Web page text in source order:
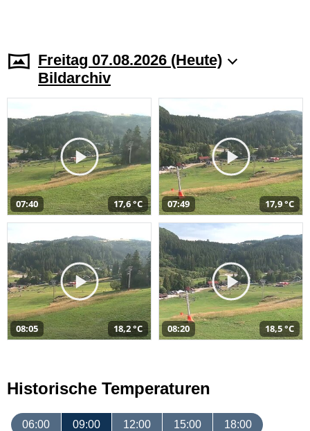
Freitag 07.08.2026 (Heute)
Bildarchiv
07:40 17,6 °C 07:49 17,9 °C
08:05 18,2 °C 08:20 18,5 °C
Historische Temperaturen
06:00 09:00 12:00 15:00 18:00